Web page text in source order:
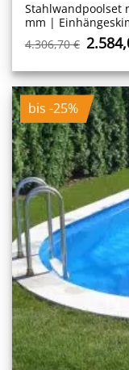
Stahlwand­poolset
mm |
4.306,70€
war:
bis -25%